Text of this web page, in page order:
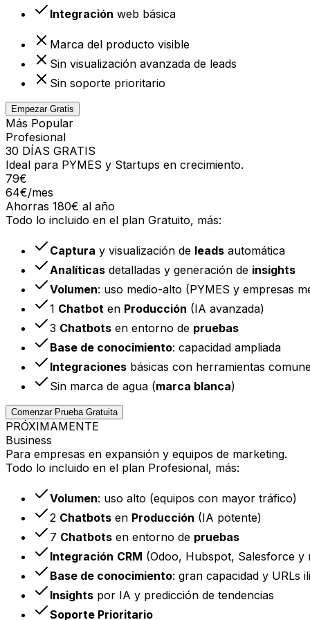
Integración web básica
Marca del producto visible
Sin visualización avanzada de leads
Sin soporte prioritario
Empezar Gratis
Más Popular
Profesional
30 DÍAS GRATIS
Ideal para PYMES y Startups en crecimiento.
79€
64€/mes
Ahorras 180€ al año
Todo lo incluido en el plan Gratuito, más:
Captura y visualización de leads automática
Analíticas detalladas y generación de insights
Volumen: uso medio-alto (PYMES y empresas
1 Chatbot en Producción (IA avanzada)
3 Chatbots en entorno de pruebas
Base de conocimiento: capacidad ampliada
Integraciones básicas con herramientas
Sin marca de agua (marca blanca)
Comenzar Prueba Gratuita
PRÓXIMAMENTE
Business
Para empresas en expansión y equipos de marketing.
Todo lo incluido en el plan Profesional, más:
Volumen: uso alto (equipos con mayor tráfico)
2 Chatbots en Producción (IA potente)
7 Chatbots en entorno de pruebas
Integración CRM (Odoo, Hubspot, Salesforce y
Base de conocimiento: gran capacidad y URLs
Insights por IA y predicción de tendencias
Soporte Prioritario